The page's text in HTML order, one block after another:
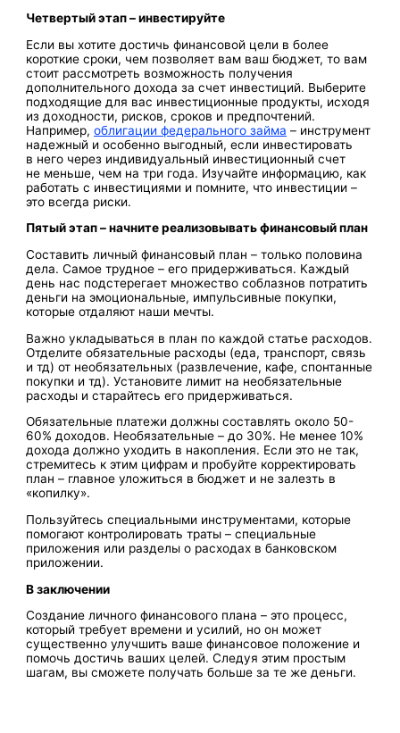
Четвертый этап – инвестируйте
Если вы хотите достичь финансовой цели в более
короткие сроки, чем позволяет вам ваш бюджет, то вам
стоит рассмотреть возможность получения
дополнительного дохода за счет инвестиций. Выберите
подходящие для вас инвестиционные продукты, исходя
из доходности, рисков, сроков и предпочтений.
Например,облигации федерального займа – инструмент
надежный и особенно выгодный, если инвестировать
в него через индивидуальный инвестиционный счет
не меньше, чем на три года. Изучайте информацию, как
работать с инвестициями и помните, что инвестиции –
это всегда риски.
Пятый этап – начните реализовывать финансовый план
Составить личный финансовый план – только половина
дела. Самое трудное – его придерживаться. Каждый
день нас подстерегает множество соблазнов потратить
деньги на эмоциональные, импульсивные покупки,
которые отдаляют наши мечты.
Важно укладываться в план по каждой статье расходов.
Отделите обязательные расходы (еда, транспорт, связь
и тд) от необязательных (развлечение, кафе, спонтанные
покупки и тд). Установите лимит на необязательные
расходы и старайтесь его придерживаться.
Обязательные платежи должны составлять около 50-
60% доходов. Необязательные – до 30%. Не менее 10%
дохода должно уходить в накопления. Если это не так,
стремитесь к этим цифрам и пробуйте корректировать
план – главное уложиться в бюджет и не залезть в
«копилку».
Пользуйтесь специальными инструментами, которые
помогают контролировать траты – специальные
приложения или разделы о расходах в банковском
приложении.
В заключении
Создание личного финансового плана – это процесс,
который требует времени и усилий, но он может
существенно улучшить ваше финансовое положение и
помочь достичь ваших целей. Следуя этим простым
шагам, вы сможете получать больше за те же деньги.